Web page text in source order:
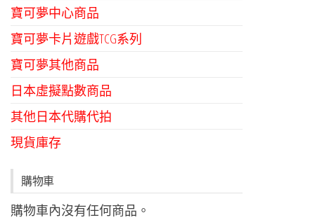
寶可夢中心商品
寶可夢卡片遊戲TCG系列
寶可夢其他商品
日本虛擬點數商品
其他日本代購代拍
現貨庫存
購物車
購物車內沒有任何商品。